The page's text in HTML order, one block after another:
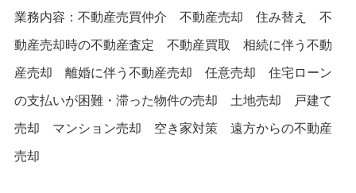
業務内容：不動産売買仲介 不動産売却 住み替え 不
動産売却時の不動産査定 不動産買取 相続に伴う不動
産売却 離婚に伴う不動産売却 任意売却 住宅ローン
の支払いが困難・滞った物件の売却 土地売却 戸建て
売却 マンション売却 空き家対策 遠方からの不動産
売却